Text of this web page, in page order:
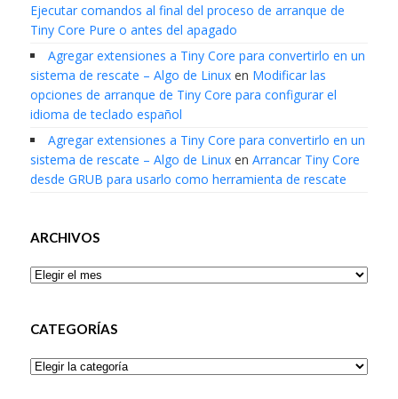
Ejecutar comandos al final del proceso de arranque de
Tiny Core Pure o antes del apagado
Agregar extensiones a Tiny Core para convertirlo en un
sistema de rescate – Algo de Linuxen Modificar las
opciones de arranque de Tiny Core para configurar el
idioma de teclado español
Agregar extensiones a Tiny Core para convertirlo en un
sistema de rescate – Algo de Linuxen Arrancar Tiny Core
desde GRUB para usarlo como herramienta de rescate
ARCHIVOS
Archivos
CATEGORÍAS
Categorías